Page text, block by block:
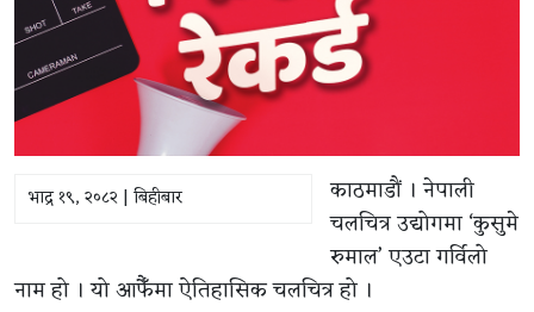
भाद्र १९, २०८२ | बिहीबार
काठमाडौं । नेपाली
चलचित्र उद्योगमा ‘कुसुमे
रुमाल’ एउटा गर्विलो
नाम हो । यो आफैँमा ऐतिहासिक चलचित्र हो ।